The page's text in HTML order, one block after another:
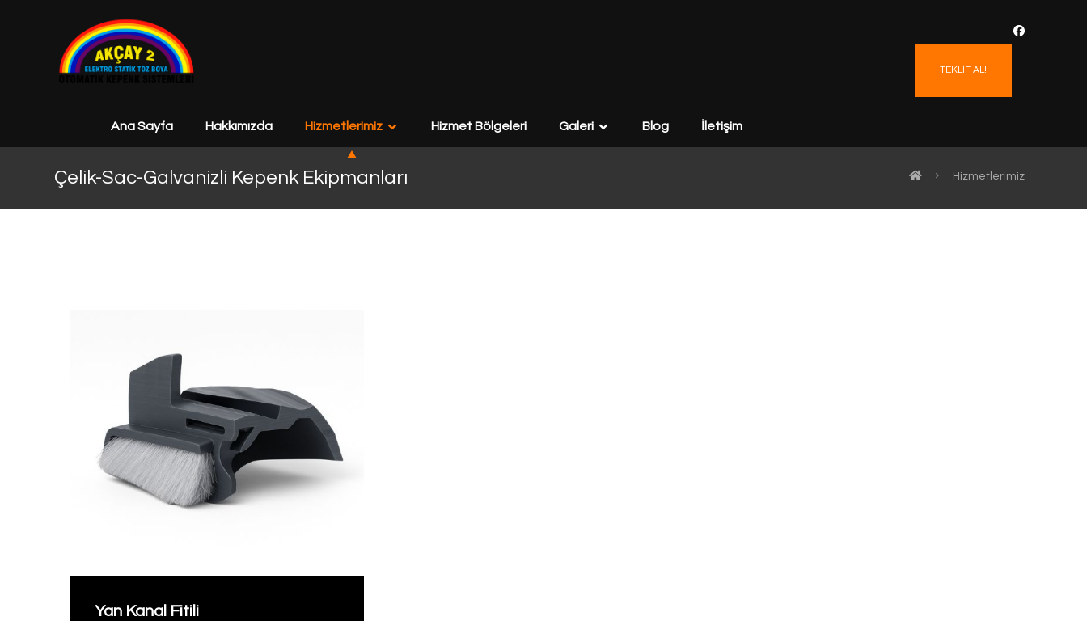
Ana Sayfa Hakkımızda Hizmetlerimiz Hizmet Bölgeleri Galeri Blog İletişim
TEKLİF AL!
Çelik-Sac-Galvanizli Kepenk Ekipmanları Hizmetlerimiz
Yan Kanal Fitili